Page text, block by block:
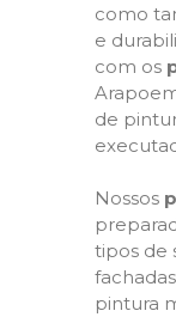
como
e
com os
de
Nossos
tipos de
pintura